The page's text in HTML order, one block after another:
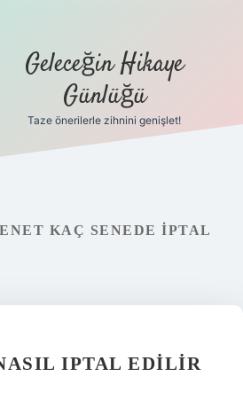
Geleceğin Hikaye
Günlüğü
Taze önerilerle zihnini genişlet!
KAÇ SENEDE IPTAL
IPTAL EDILIR